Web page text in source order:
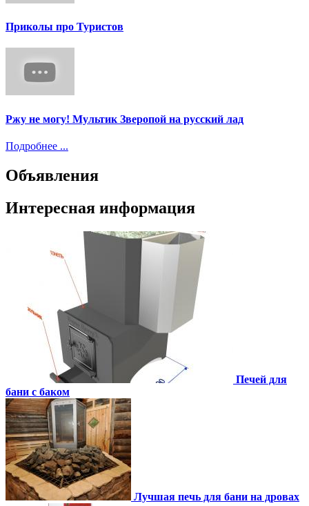
Приколы про Туристов
Ржу не могу! Мультик Зверопой на русский лад
Подробнее ...
Объявления
Интересная информация
Печей для
бани с баком
Лучшая печь для бани на дровах